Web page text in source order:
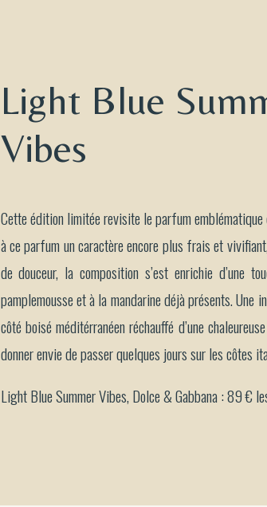
Light Blue
Vibes
Cette édition limitée revisite le parfum
à ce parfum un caractère encore plus frais et
de douceur, la composition s’est enrichie d’une
pamplemousse et à la mandarine déjà présents. Une
côté boisé méditérranéen réchauffé d’une
donner envie de passer quelques jours sur les côtes
Light Blue Summer Vibes, Dolce & Gabbana : 89 €